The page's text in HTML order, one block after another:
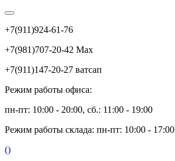
+7(911)924-61-76
+7(981)707-20-42 Max
+7(911)147-20-27 ватсап
Режим работы офиса:
пн-пт: 10:00 - 20:00, сб.: 11:00 - 19:00
Режим работы склада: пн-пт: 10:00 - 17:00
()